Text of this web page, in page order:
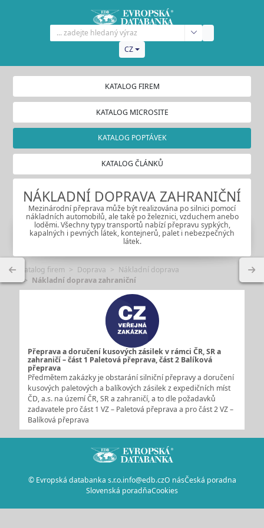
CZ
KATALOG FIREM
KATALOG MICROSITE
KATALOG POPTÁVEK
KATALOG ČLÁNKŮ
NÁKLADNÍ DOPRAVA ZAHRANIČNÍ
Mezinárodní přeprava může být realizována po silnici pomocí
nákladních automobilů, ale také po železnici, vzduchem anebo
loděmi. Všechny typy transportů nabízí přepravu sypkých,
kapalných i pevných látek, kontejnerů, palet i nebezpečných
látek.
Katalog firem Doprava
Nákladní doprava
Nákladní doprava zahraniční
Přeprava a doručení kusových zásilek v rámci ČR, SR a
zahraničí – část 1 Paletová přeprava, část 2 Balíková
přeprava
Předmětem zakázky je obstarání silniční přepravy a doručení
kusových paletových a balíkových zásilek z expedičních míst
ČD, a.s. na území ČR, SR a zahraničí, a to dle požadavků
zadavatele pro část 1 VZ – Paletová přeprava a pro část 2 VZ –
Balíková přeprava
© Evropská databanka s.r.o.info@edb.czO násČeská poradna
Slovenská poradňaCookies